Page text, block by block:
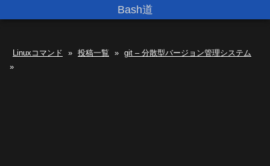
Bash道
Linuxコマンド » 投稿一覧 » git – 分散型バージョン管理システム
»